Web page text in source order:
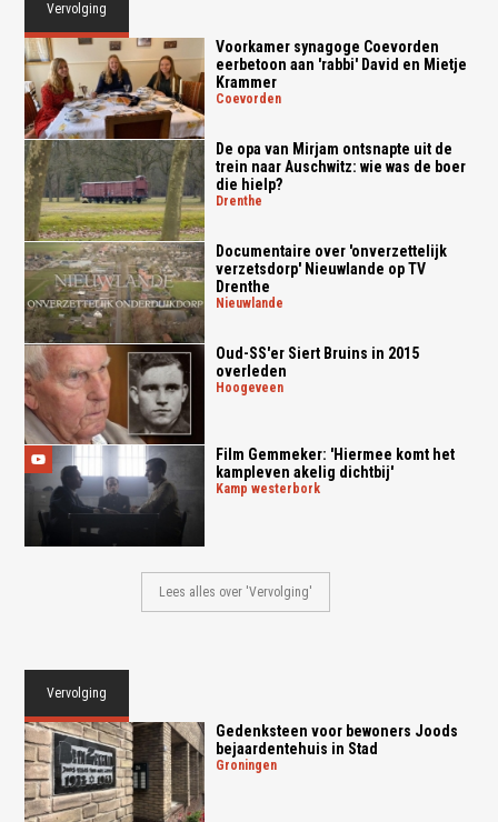
Vervolging
Voorkamer synagoge Coevorden
eerbetoon aan 'rabbi' David en Mietje
Krammer
coevorden
De opa van Mirjam ontsnapte uit de
trein naar Auschwitz: wie was de boer
die hielp?
drenthe
Documentaire over 'onverzettelijk
verzetsdorp' Nieuwlande op TV
Drenthe
nieuwlande
Oud-SS'er Siert Bruins in 2015
overleden
hoogeveen
Film Gemmeker: 'Hiermee komt het
kampleven akelig dichtbij'
kamp westerbork
Lees alles over 'Vervolging'
Vervolging
Gedenksteen voor bewoners Joods
bejaardentehuis in Stad
groningen